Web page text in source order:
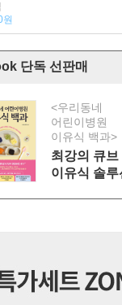
원
단독 선판매
<우리동네
어린이병원
이유식 백과>
최강의 큐브
이유식 솔루